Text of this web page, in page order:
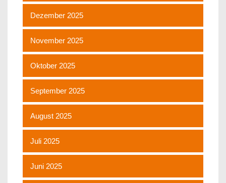
Dezember 2025
November 2025
Oktober 2025
September 2025
August 2025
Juli 2025
Juni 2025